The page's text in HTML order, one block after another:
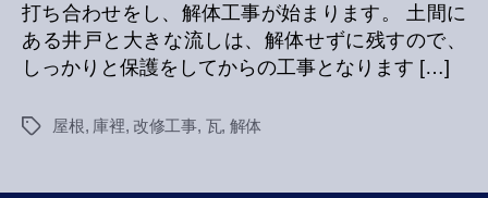
打ち合わせをし、解体工事が始まります。 土間に
ある井戸と大きな流しは、解体せずに残すので、
しっかりと保護をしてからの工事となります […]
Tags 屋根, 庫裡, 改修工事, 瓦, 解体